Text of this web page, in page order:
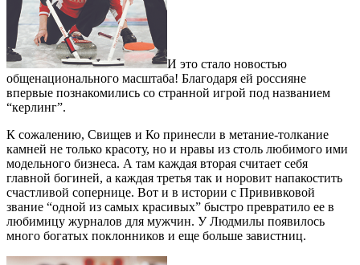
И это стало новостью
общенационального масштаба! Благодаря ей россияне
впервые познакомились со странной игрой под названием
“керлинг”.
К сожалению, Свищев и Ко принесли в метание-толкание
камней не только красоту, но и нравы из столь любимого ими
модельного бизнеса. А там каждая вторая считает себя
главной богиней, а каждая третья так и норовит напакостить
счастливой сопернице. Вот и в истории с Прививковой
звание “одной из самых красивых” быстро превратило ее в
любимицу журналов для мужчин. У Людмилы появилось
много богатых поклонников и еще больше завистниц.